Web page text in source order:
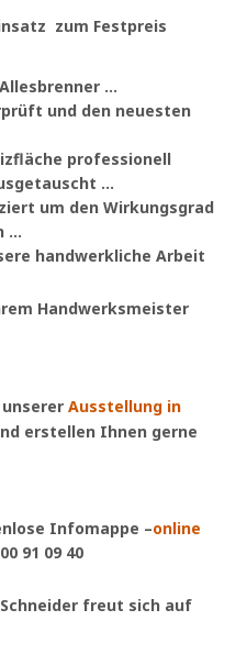
zum Festpreis
…
und den neuesten
professionell
…
um den Wirkungsgrad
…
handwerkliche Arbeit
Handwerksmeister
Ausstellung in
erstellen Ihnen gerne
Infomappe –online
91 09 40
freut sich auf